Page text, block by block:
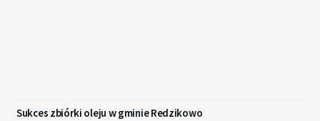
Sukces zbiórki oleju w gminie Redzikowo